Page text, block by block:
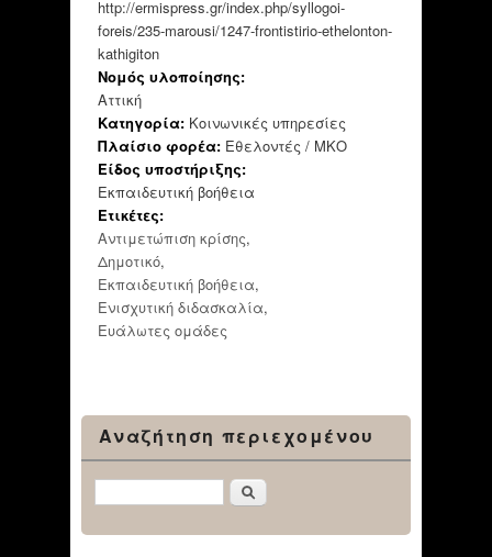
http://ermispress.gr/index.php/syllogoi-
foreis/235-marousi/1247-frontistirio-ethelonton-
kathigiton
Νομός υλοποίησης:
Αττική
Κατηγορία: Κοινωνικές υπηρεσίες
Πλαίσιο φορέα: Εθελοντές / ΜΚΟ
Είδος υποστήριξης:
Εκπαιδευτική βοήθεια
Ετικέτες:
Αντιμετώπιση κρίσης,
Δημοτικό,
Εκπαιδευτική βοήθεια,
Ενισχυτική διδασκαλία,
Ευάλωτες ομάδες
Αναζήτηση περιεχομένου
Αναζήτηση